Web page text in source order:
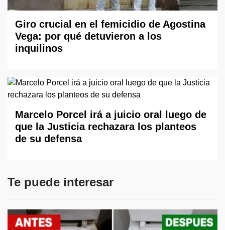
Giro crucial en el femicidio de Agostina
Vega: por qué detuvieron a los
inquilinos
Marcelo Porcel irá a juicio oral luego de
que la Justicia rechazara los planteos
de su defensa
Te puede interesar